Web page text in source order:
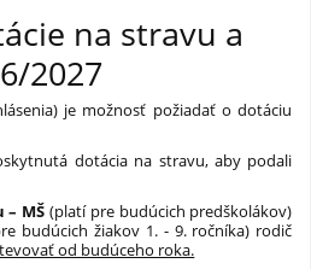
na stravu a
2027
je možnosť požiadať o dotáciu
dotácia na stravu, aby podali
MŠ (platí pre budúcich predškolákov)
budúcich žiakov 1. - 9. ročníka) rodič
od budúceho roka.